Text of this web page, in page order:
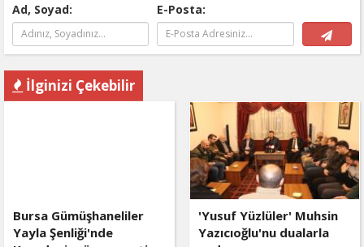
Ad, Soyad: E-Posta:
İlginizi Çekebilir
Bursa Gümüşhaneliler
Yayla Şenliği'nde
'Yusuf Yüzlüler' Muhsin
Yazıcıoğlu'nu dualarla